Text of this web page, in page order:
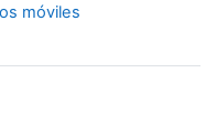
móviles